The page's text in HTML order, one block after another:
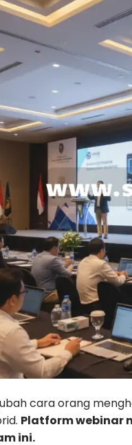
cara orang
Platform webinar
ini.